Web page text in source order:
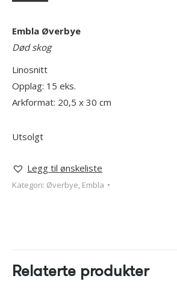
Embla Øverbye
Død skog
Linosnitt
Opplag: 15 eks.
Arkformat: 20,5 x 30 cm
Utsolgt
Legg til ønskeliste
Kategori: Øverbye, Embla
Relaterte produkter